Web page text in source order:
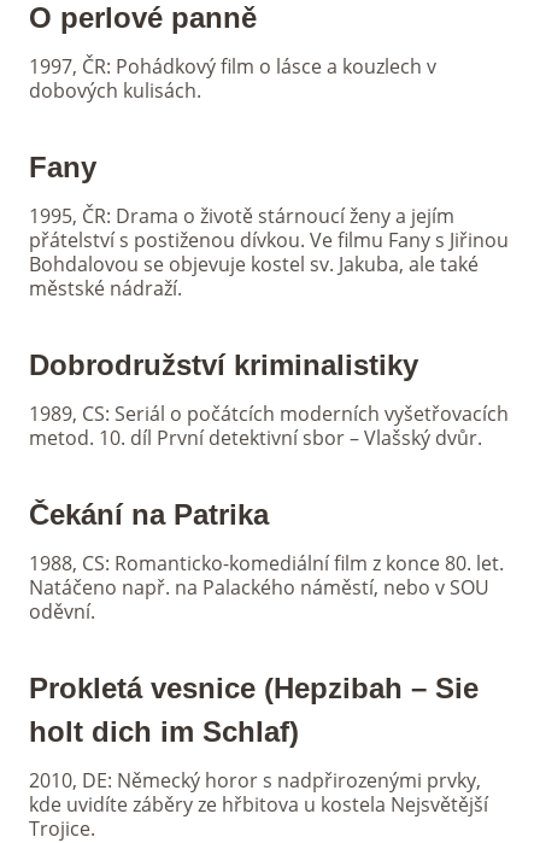
O perlové panně
1997, ČR: Pohádkový film o lásce a kouzlech v
dobových kulisách.
Fany
1995, ČR: Drama o životě stárnoucí ženy a jejím
přátelství s postiženou dívkou. Ve filmu Fany s Jiřinou
Bohdalovou se objevuje kostel sv. Jakuba, ale také
městské nádraží.
Dobrodružství kriminalistiky
1989, CS: Seriál o počátcích moderních vyšetřovacích
metod. 10. díl První detektivní sbor – Vlašský dvůr.
Čekání na Patrika
1988, CS: Romanticko-komediální film z konce 80. let.
Natáčeno např. na Palackého náměstí, nebo v SOU
oděvní.
Prokletá vesnice (Hepzibah – Sie
holt dich im Schlaf)
2010, DE: Německý horor s nadpřirozenými prvky,
kde uvidíte záběry ze hřbitova u kostela Nejsvětější
Trojice.